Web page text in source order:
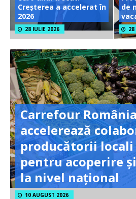
Creșterea a accelerat în
2026
28 IULIE 2026
de
28
Carrefour
accelerează
producătorii
pentru acoperire
la nivel național
10 AUGUST 2026